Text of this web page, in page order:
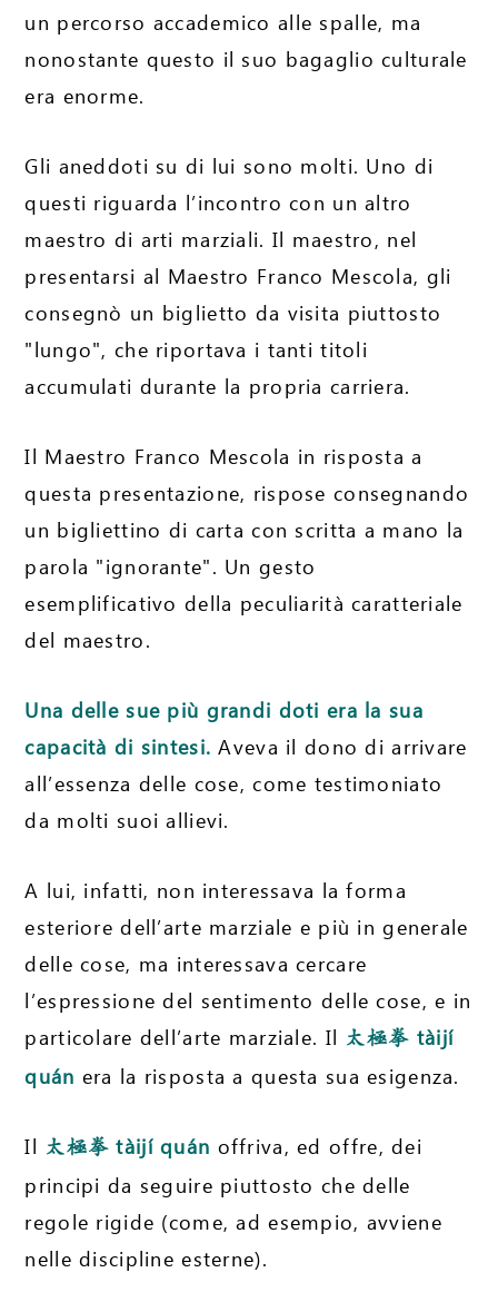
un percorso accademico alle spalle, ma
nonostante questo il suo bagaglio culturale
era enorme.
Gli aneddoti su di lui sono molti. Uno di
questi riguarda l’incontro con un altro
maestro di arti marziali. Il maestro, nel
presentarsi al Maestro Franco Mescola, gli
consegnò un biglietto da visita piuttosto
"lungo", che riportava i tanti titoli
accumulati durante la propria carriera.
Il Maestro Franco Mescola in risposta a
questa presentazione, rispose consegnando
un bigliettino di carta con scritta a mano la
parola "ignorante". Un gesto
esemplificativo della peculiarità caratteriale
del maestro.
Una delle sue più grandi doti era la sua
capacità di sintesi. Aveva il dono di arrivare
all’essenza delle cose, come testimoniato
da molti suoi allievi.
A lui, infatti, non interessava la forma
esteriore dell’arte marziale e più in generale
delle cose, ma interessava cercare
l’espressione del sentimento delle cose, e in
particolare dell’arte marziale. Il 太極拳 tàijí
quán era la risposta a questa sua esigenza.
Il 太極拳 tàijí quán offriva, ed offre, dei
principi da seguire piuttosto che delle
regole rigide (come, ad esempio, avviene
nelle discipline esterne).